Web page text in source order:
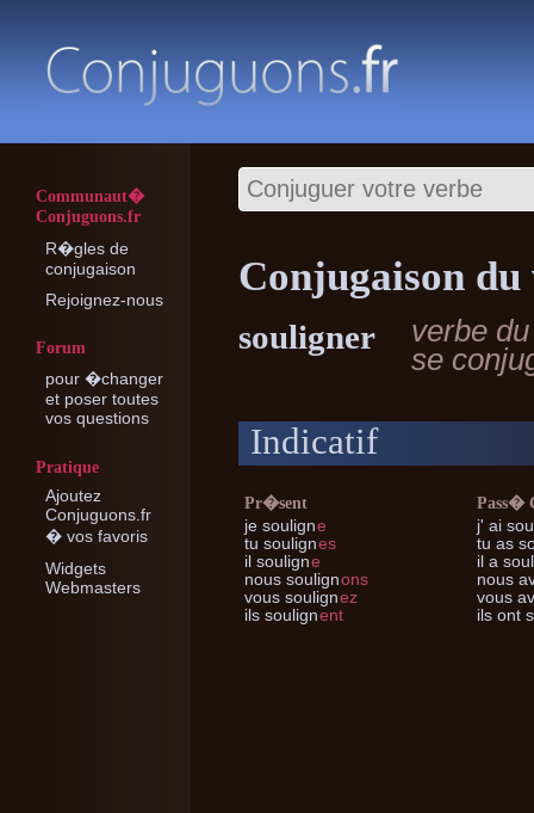
Communaut�
Conjuguons.fr
R�gles de
conjugaison
Rejoignez-nous
Forum
pour �changer
et poser toutes
vos questions
Pratique
Ajoutez
Conjuguons.fr
� vos favoris
Widgets
Webmasters
Conjugaison
souligner
verbe
se
Indicatif
Pr�sent
je souligne
tu soulignes
il souligne
nous soulignons
vous soulignez
ils soulignent
Pass�
j' ai
tu as
il a
nous
vous
ils ont